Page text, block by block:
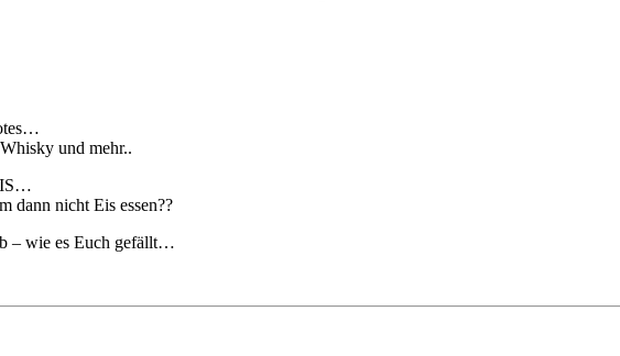
und mehr..
dann nicht Eis essen??
– wie es Euch gefällt…